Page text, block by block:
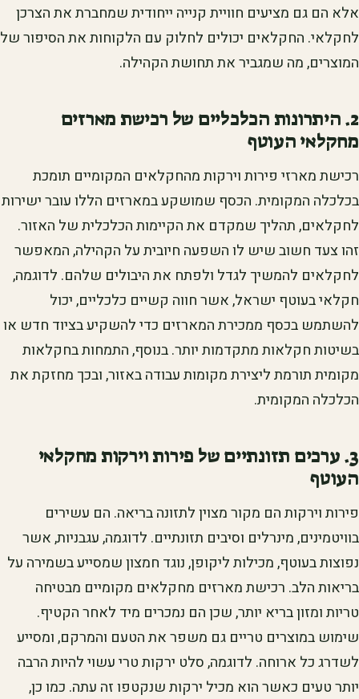
אלא הם גם מציעים חוויית קנייה ייחודית שמחברת את הצרכן
לחקלאי. החקלאים יכולים לחלוק עם הלקוחות את הסיפור של
המוצרים, מה שמגביר את תחושת הקהילה.
2. היתרונות הכלכליים של רכישת מארזים
מחקלאי העוטף
רכישת מארזי פירות וירקות מהחקלאים המקומיים תומכת
בכלכלה המקומית. הכסף שמושקע במארזים הללו עובר ישירות
לחקלאים, תהליך שמקדם את הקיימות הכלכלית של האזור.
זהו צעד חשוב שיש לו השפעה חיובית על הקהילה, המאפשר
לחקלאים להמשיך לגדל ולפתח את היבולים שלהם. לדוגמה,
חקלאי בעוטף ישראל, אשר חווה קשיים כלכליים, יכול
להשתמש בכסף ממכירת המארזים כדי להשקיע בציוד חדש או
בשיטות חקלאות מתקדמות יותר. בנוסף, התמחות בחקלאות
מקומית תורמת ליצירת מקומות עבודה באזור, ובכך מחזקת את
הכלכלה המקומית.
3. ערכים תזונתיים של פירות וירקות מחקלאי
העוטף
פירות וירקות הם מקור מצוין לתזונה בריאה. הם עשירים
בוויטמינים, מינרלים וסיבים תזונתיים. לדוגמה, עגבניות, אשר
נפוצות בעוטף, מכילות ליקופן, נוגד חמצון שמסייע בשמירה על
בריאות הלב. רכישת מארזים מחקלאים מקומיים מבטיחה
טריות ומזון בריא יותר, שכן הם נמכרים מיד לאחר הקטיף.
שימוש במוצרים טריים גם משפר את הטעם והמרקם, ומסייע
לשדרג כל ארוחה. לדוגמה, סלט ירקות טרי עשוי להיות הרבה
יותר טעים כאשר הוא מכיל ירקות שנקטפו זה עתה. כמו כן,